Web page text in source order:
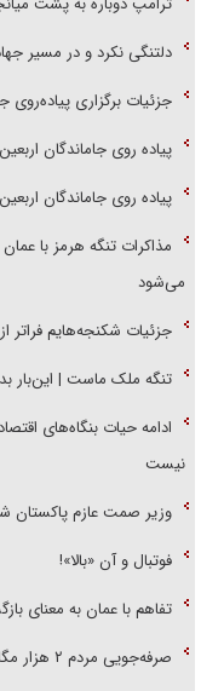
دلتنگی نکرد و در مسیر
جزئیات برگزاری پیاده‌روی
پیاده روی جاماندگان
پیاده روی جاماندگان
مذاکرات تنگه هرمز با
می‌شود
جزئیات شکنجه‌هایم فراتر
تنگه ملک ماست | این‌بار
ادامه حیات بنگاه‌های
نیست
وزیر صمت عازم پاکستان
فوتبال و آن «بالا»!
تفاهم با عمان به معنای
صرفه‌جویی مردم ۲ هزار مگاوات برق تولید کرد